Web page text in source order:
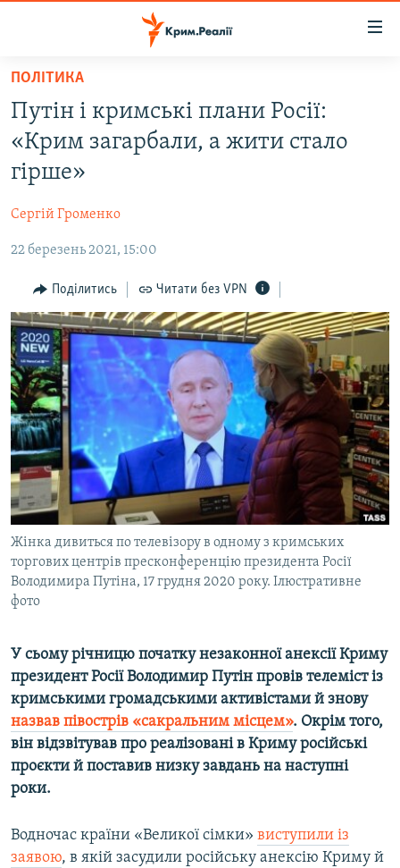
Перейти
основного
матеріалу
Перейти
до
основної
навігації
Перейти
пошуку
ВОДА.КРИМ
ВІДЕО ТА ФОТО
БЛОГИ
ПОГЛЯД
ІНТЕРВ'Ю
ВСЕ ЗА ДЕНЬ
СПЕЦПРОЕКТИ
ДЕПОРТАЦІЯ
ВІДЕОУРОКИ «ELIFBE»
СВІДЧЕННЯ ОКУПАЦІЇ
УКРАЇНСЬКА ПРОБЛЕМА КРИМУ
ІНФОГРАФІКА
ЯК ОБІЙТИ БЛОКУВАННЯ
Русский
Qırımtatar
ДОЛУЧАЙСЯ!
Усі сайти RFE/RL
ПОЛІТИКА
Путін і кримські плани Росії:
«Крим загарбали, а жити стало
гірше»
Сергій Громенко
22 березень 2021, 15:00
Поділитись Читати без VPN
Жінка дивиться по телевізору в одному з кримських
торгових центрів пресконференцію президента Росії
Володимира Путіна, 17 грудня 2020 року. Ілюстративне
фото
У сьому річницю початку незаконної анексії Криму
президент Росії Володимир Путін провів телеміст із
кримськими громадськими активістами й знову
назвав півострів «сакральним місцем». Окрім того,
він відзвітував про реалізовані в Криму російські
проєкти й поставив низку завдань на наступні
роки.
Водночас країни «Великої сімки» виступили із
заявою, в якій засудили російську анексію Криму й